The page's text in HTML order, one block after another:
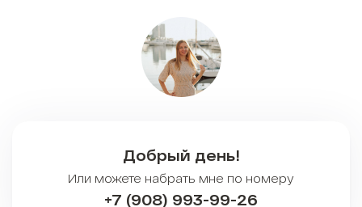
Добрый день!
Или можете набрать мне по номеру
+7 (908) 993-99-26